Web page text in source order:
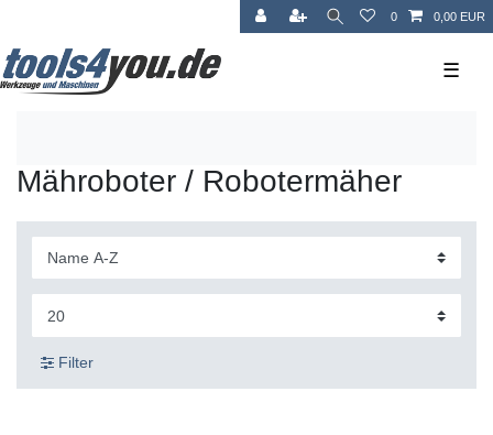
0 0,00 EUR
☰
Mähroboter / Robotermäher
Filter